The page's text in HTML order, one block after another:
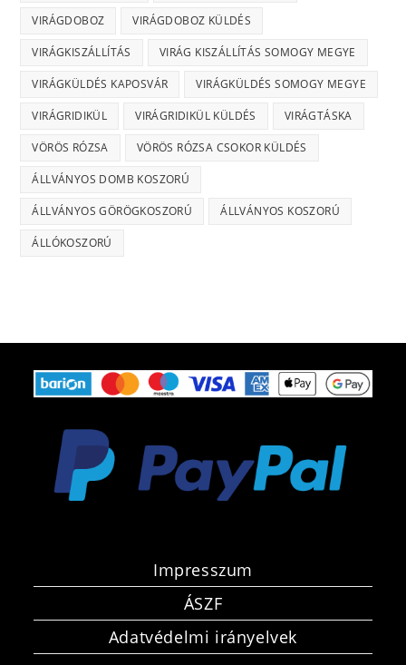
VIRÁGDOBOZ VIRÁGDOBOZ KÜLDÉS
VIRÁGKISZÁLLÍTÁS VIRÁG KISZÁLLÍTÁS SOMOGY MEGYE
VIRÁGKÜLDÉS KAPOSVÁR VIRÁGKÜLDÉS SOMOGY MEGYE
VIRÁGRIDIKÜL VIRÁGRIDIKÜL KÜLDÉS VIRÁGTÁSKA
VÖRÖS RÓZSA VÖRÖS RÓZSA CSOKOR KÜLDÉS
ÁLLVÁNYOS DOMB KOSZORÚ
ÁLLVÁNYOS GÖRÖGKOSZORÚ ÁLLVÁNYOS KOSZORÚ
ÁLLÓKOSZORÚ
Impresszum
ÁSZF
Adatvédelmi irányelvek